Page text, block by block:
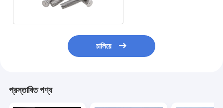
চালিয়ে
প্রস্তাবিত পণ্য